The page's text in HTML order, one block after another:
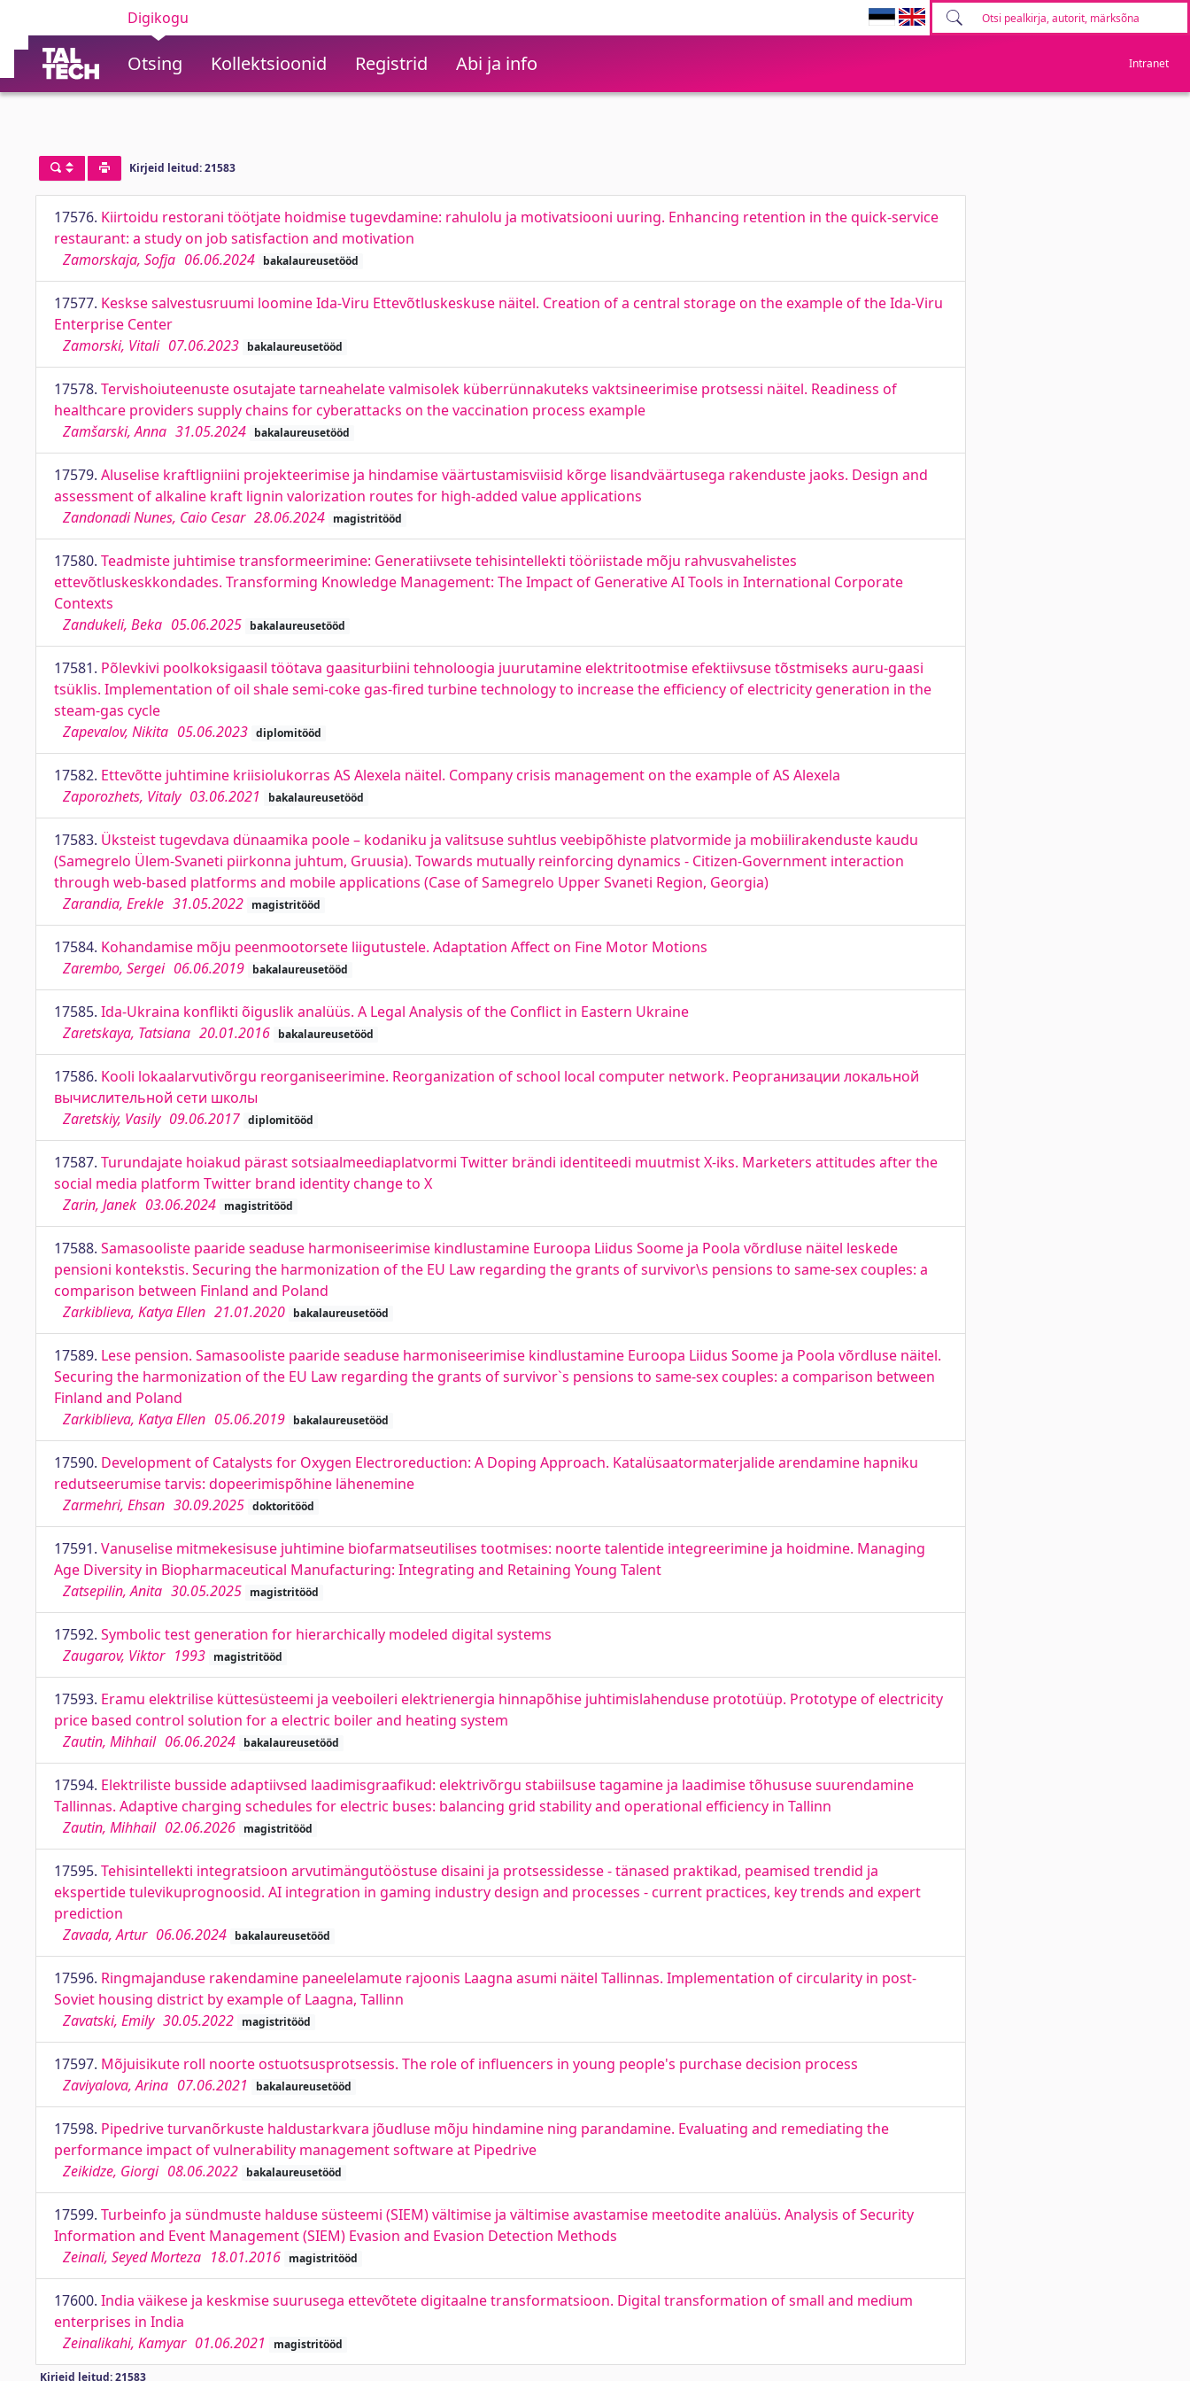
Digikogu
Otsing Kollektsioonid Registrid Abi ja info Intranet
Kirjeid leitud: 21583
17576. Kiirtoidu restorani töötjate hoidmise tugevdamine: rahulolu ja motivatsiooni uuring. Enhancing retention in the quick-service
restaurant: a study on job satisfaction and motivation
Zamorskaja, Sofja 06.06.2024 bakalaureusetööd
17577. Keskse salvestusruumi loomine Ida-Viru Ettevõtluskeskuse näitel. Creation of a central storage on the example of the Ida-Viru
Enterprise Center
Zamorski, Vitali 07.06.2023 bakalaureusetööd
17578. Tervishoiuteenuste osutajate tarneahelate valmisolek küberrünnakuteks vaktsineerimise protsessi näitel. Readiness of
healthcare providers supply chains for cyberattacks on the vaccination process example
Zamšarski, Anna 31.05.2024 bakalaureusetööd
17579. Aluselise kraftligniini projekteerimise ja hindamise väärtustamisviisid kõrge lisandväärtusega rakenduste jaoks. Design and
assessment of alkaline kraft lignin valorization routes for high-added value applications
Zandonadi Nunes, Caio Cesar 28.06.2024 magistritööd
17580. Teadmiste juhtimise transformeerimine: Generatiivsete tehisintellekti tööriistade mõju rahvusvahelistes
ettevõtluskeskkondades. Transforming Knowledge Management: The Impact of Generative AI Tools in International Corporate
Contexts
Zandukeli, Beka 05.06.2025 bakalaureusetööd
17581. Põlevkivi poolkoksigaasil töötava gaasiturbiini tehnoloogia juurutamine elektritootmise efektiivsuse tõstmiseks auru-gaasi
tsüklis. Implementation of oil shale semi-coke gas-fired turbine technology to increase the efficiency of electricity generation in the
steam-gas cycle
Zapevalov, Nikita 05.06.2023 diplomitööd
17582. Ettevõtte juhtimine kriisiolukorras AS Alexela näitel. Company crisis management on the example of AS Alexela
Zaporozhets, Vitaly 03.06.2021 bakalaureusetööd
17583. Üksteist tugevdava dünaamika poole – kodaniku ja valitsuse suhtlus veebipõhiste platvormide ja mobiilirakenduste kaudu
(Samegrelo Ülem-Svaneti piirkonna juhtum, Gruusia). Towards mutually reinforcing dynamics - Citizen-Government interaction
through web-based platforms and mobile applications (Case of Samegrelo Upper Svaneti Region, Georgia)
Zarandia, Erekle 31.05.2022 magistritööd
17584. Kohandamise mõju peenmootorsete liigutustele. Adaptation Affect on Fine Motor Motions
Zarembo, Sergei 06.06.2019 bakalaureusetööd
17585. Ida-Ukraina konflikti õiguslik analüüs. A Legal Analysis of the Conflict in Eastern Ukraine
Zaretskaya, Tatsiana 20.01.2016 bakalaureusetööd
17586. Kooli lokaalarvutivõrgu reorganiseerimine. Reorganization of school local computer network. Реорганизации локальной
вычислительной сети школы
Zaretskiy, Vasily 09.06.2017 diplomitööd
17587. Turundajate hoiakud pärast sotsiaalmeediaplatvormi Twitter brändi identiteedi muutmist X-iks. Marketers attitudes after the
social media platform Twitter brand identity change to X
Zarin, Janek 03.06.2024 magistritööd
17588. Samasooliste paaride seaduse harmoniseerimise kindlustamine Euroopa Liidus Soome ja Poola võrdluse näitel leskede
pensioni kontekstis. Securing the harmonization of the EU Law regarding the grants of survivor\s pensions to same-sex couples: a
comparison between Finland and Poland
Zarkiblieva, Katya Ellen 21.01.2020 bakalaureusetööd
17589. Lese pension. Samasooliste paaride seaduse harmoniseerimise kindlustamine Euroopa Liidus Soome ja Poola võrdluse näitel.
Securing the harmonization of the EU Law regarding the grants of survivor`s pensions to same-sex couples: a comparison between
Finland and Poland
Zarkiblieva, Katya Ellen 05.06.2019 bakalaureusetööd
17590. Development of Catalysts for Oxygen Electroreduction: A Doping Approach. Katalüsaatormaterjalide arendamine hapniku
redutseerumise tarvis: dopeerimispõhine lähenemine
Zarmehri, Ehsan 30.09.2025 doktoritööd
17591. Vanuselise mitmekesisuse juhtimine biofarmatseutilises tootmises: noorte talentide integreerimine ja hoidmine. Managing
Age Diversity in Biopharmaceutical Manufacturing: Integrating and Retaining Young Talent
Zatsepilin, Anita 30.05.2025 magistritööd
17592. Symbolic test generation for hierarchically modeled digital systems
Zaugarov, Viktor 1993 magistritööd
17593. Eramu elektrilise küttesüsteemi ja veeboileri elektrienergia hinnapõhise juhtimislahenduse prototüüp. Prototype of electricity
price based control solution for a electric boiler and heating system
Zautin, Mihhail 06.06.2024 bakalaureusetööd
17594. Elektriliste busside adaptiivsed laadimisgraafikud: elektrivõrgu stabiilsuse tagamine ja laadimise tõhususe suurendamine
Tallinnas. Adaptive charging schedules for electric buses: balancing grid stability and operational efficiency in Tallinn
Zautin, Mihhail 02.06.2026 magistritööd
17595. Tehisintellekti integratsioon arvutimängutööstuse disaini ja protsessidesse - tänased praktikad, peamised trendid ja
ekspertide tulevikuprognoosid. AI integration in gaming industry design and processes - current practices, key trends and expert
prediction
Zavada, Artur 06.06.2024 bakalaureusetööd
17596. Ringmajanduse rakendamine paneelelamute rajoonis Laagna asumi näitel Tallinnas. Implementation of circularity in post-
Soviet housing district by example of Laagna, Tallinn
Zavatski, Emily 30.05.2022 magistritööd
17597. Mõjuisikute roll noorte ostuotsusprotsessis. The role of influencers in young people's purchase decision process
Zaviyalova, Arina 07.06.2021 bakalaureusetööd
17598. Pipedrive turvanõrkuste haldustarkvara jõudluse mõju hindamine ning parandamine. Evaluating and remediating the
performance impact of vulnerability management software at Pipedrive
Zeikidze, Giorgi 08.06.2022 bakalaureusetööd
17599. Turbeinfo ja sündmuste halduse süsteemi (SIEM) vältimise ja vältimise avastamise meetodite analüüs. Analysis of Security
Information and Event Management (SIEM) Evasion and Evasion Detection Methods
Zeinali, Seyed Morteza 18.01.2016 magistritööd
17600. India väikese ja keskmise suurusega ettevõtete digitaalne transformatsioon. Digital transformation of small and medium
enterprises in India
Zeinalikahi, Kamyar 01.06.2021 magistritööd
Kirjeid leitud: 21583